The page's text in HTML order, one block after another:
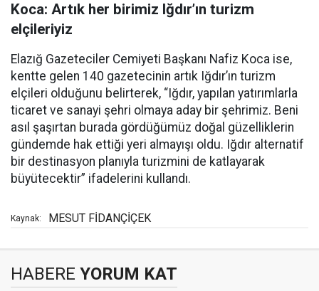
Koca: Artık her birimiz Iğdır’ın turizm
elçileriyiz
Elazığ Gazeteciler Cemiyeti Başkanı Nafiz Koca ise,
kentte gelen 140 gazetecinin artık Iğdır’ın turizm
elçileri olduğunu belirterek, “Iğdır, yapılan yatırımlarla
ticaret ve sanayi şehri olmaya aday bir şehrimiz. Beni
asıl şaşırtan burada gördüğümüz doğal güzelliklerin
gündemde hak ettiği yeri almayışı oldu. Iğdır alternatif
bir destinasyon planıyla turizmini de katlayarak
büyütecektir” ifadelerini kullandı.
Kaynak: MESUT FİDANÇİÇEK
HABERE YORUM KAT